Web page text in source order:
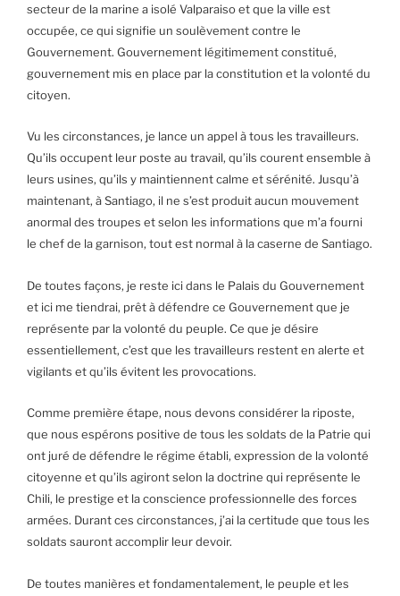
secteur de la marine a isolé Valparaiso et que la ville est
occupée, ce qui signifie un soulèvement contre le
Gouvernement. Gouvernement légitimement constitué,
gouvernement mis en place par la constitution et la volonté du
citoyen.
Vu les circonstances, je lance un appel à tous les travailleurs.
Qu’ils occupent leur poste au travail, qu’ils courent ensemble à
leurs usines, qu’ils y maintiennent calme et sérénité. Jusqu’à
maintenant, à Santiago, il ne s’est produit aucun mouvement
anormal des troupes et selon les informations que m’a fourni
le chef de la garnison, tout est normal à la caserne de Santiago.
De toutes façons, je reste ici dans le Palais du Gouvernement
et ici me tiendrai, prêt à défendre ce Gouvernement que je
représente par la volonté du peuple. Ce que je désire
essentiellement, c’est que les travailleurs restent en alerte et
vigilants et qu’ils évitent les provocations.
Comme première étape, nous devons considérer la riposte,
que nous espérons positive de tous les soldats de la Patrie qui
ont juré de défendre le régime établi, expression de la volonté
citoyenne et qu’ils agiront selon la doctrine qui représente le
Chili, le prestige et la conscience professionnelle des forces
armées. Durant ces circonstances, j’ai la certitude que tous les
soldats sauront accomplir leur devoir.
De toutes manières et fondamentalement, le peuple et les